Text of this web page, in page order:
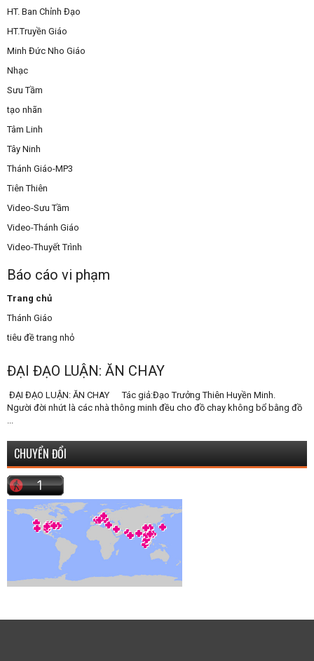
HT. Ban Chỉnh Đạo
HT.Truyền Giáo
Minh Đức Nho Giáo
Nhạc
Sưu Tầm
tạo nhãn
Tâm Linh
Tây Ninh
Thánh Giáo-MP3
Tiên Thiên
Video-Sưu Tầm
Video-Thánh Giáo
Video-Thuyết Trình
Báo cáo vi phạm
Trang chủ
Thánh Giáo
tiêu đề trang nhỏ
ĐẠI ĐẠO LUẬN: ĂN CHAY
ĐẠI ĐẠO LUẬN: ĂN CHAY Tác giả:Đạo Trưởng Thiên Huyền Minh.
Người đời nhứt là các nhà thông minh đều cho đồ chay không bổ bằng đồ
...
CHUYỂN ĐỔI